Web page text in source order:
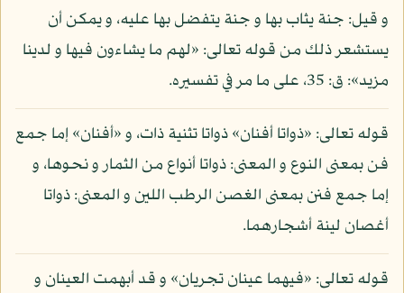
و قيل: جنة يثاب بها و جنة يتفضل بها عليه، و يمكن أن
يستشعر ذلك من قوله تعالى: «لهم ما يشاءون فيها و لدينا
مزيد»: ق: 35، على ما مر في تفسيره.
قوله تعالى: «ذواتا أفنان» ذواتا تثنية ذات، و «أفنان» إما جمع
فن بمعنى النوع و المعنى: ذواتا أنواع من الثمار و نحوها، و
إما جمع فنن بمعنى الغصن الرطب اللين و المعنى: ذواتا
أغصان لينة أشجارهما.
قوله تعالى: «فيهما عينان تجريان» و قد أبهمت العينان و